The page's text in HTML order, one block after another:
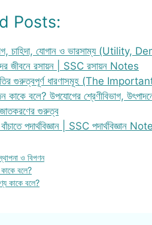
Posts:
চাহিদা, যোগান ও ভারসাম্য (Utility,
জীবনে রসায়ন | SSC রসায়ন Notes
গুরুত্বপূর্ণ ধারণাসমূহ (The
কাকে বলে? উপযোগের শ্রেণীবিভাগ,
গুরুত্ব
পদার্থবিজ্ঞান | SSC পদার্থবিজ্ঞান
ও বিপণন
বলে?
কাকে বলে?